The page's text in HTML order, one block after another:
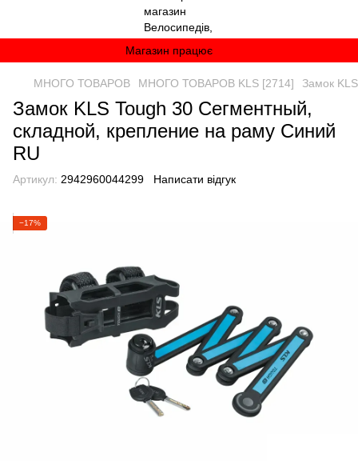
Магазин працює
МНОГО ТОВАРОВ МНОГО ТОВАРОВ KLS [2714] Замок
Замок KLS Tough 30 Сегментный,
складной, крепление на раму Синий
RU
Артикул: 2942960044299 Написати відгук
−17%